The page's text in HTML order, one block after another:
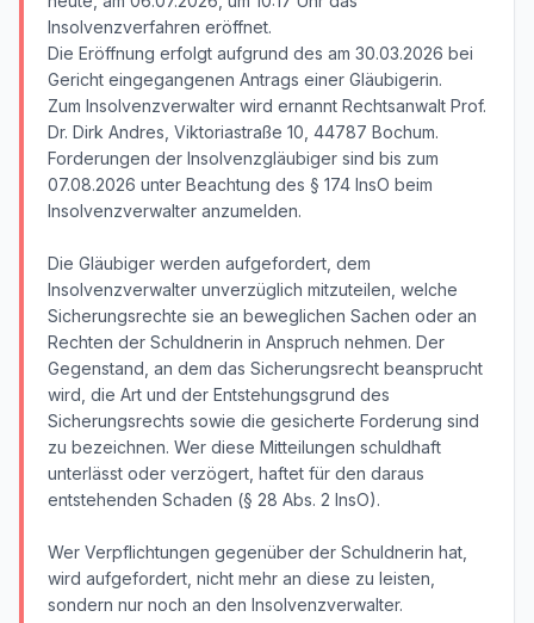
Insolvenzverfahren eröffnet.
Die Eröffnung erfolgt aufgrund des am 30.03.2026 bei
Gericht eingegangenen Antrags einer Gläubigerin.
Zum Insolvenzverwalter wird ernannt Rechtsanwalt Prof.
Dr. Dirk Andres, Viktoriastraße 10, 44787 Bochum.
Forderungen der Insolvenzgläubiger sind bis zum
07.08.2026 unter Beachtung des § 174 InsO beim
Insolvenzverwalter anzumelden.
Die Gläubiger werden aufgefordert, dem
Insolvenzverwalter unverzüglich mitzuteilen, welche
Sicherungsrechte sie an beweglichen Sachen oder an
Rechten der Schuldnerin in Anspruch nehmen. Der
Gegenstand, an dem das Sicherungsrecht beansprucht
wird, die Art und der Entstehungsgrund des
Sicherungsrechts sowie die gesicherte Forderung sind
zu bezeichnen. Wer diese Mitteilungen schuldhaft
unterlässt oder verzögert, haftet für den daraus
entstehenden Schaden (§ 28 Abs. 2 InsO).
Wer Verpflichtungen gegenüber der Schuldnerin hat,
wird aufgefordert, nicht mehr an diese zu leisten,
sondern nur noch an den Insolvenzverwalter.